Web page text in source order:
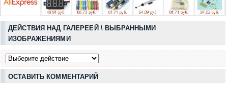
ДЕЙСТВИЯ НАД ГАЛЕРЕЕЙ \ ВЫБРАННЫМИ
ИЗОБРАЖЕНИЯМИ
ОСТАВИТЬ КОММЕНТАРИЙ